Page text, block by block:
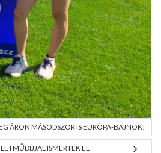
ÁRON MÁSODSZOR IS EURÓPA-BAJNOK!
ISMERTÉK EL